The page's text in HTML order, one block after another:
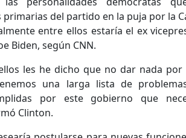
primarias del partido en la puja por la
entre ellos estaría el ex
Biden, según CNN.
les he dicho que no dar nada por
una larga lista de
por este gobierno que
Clinton.